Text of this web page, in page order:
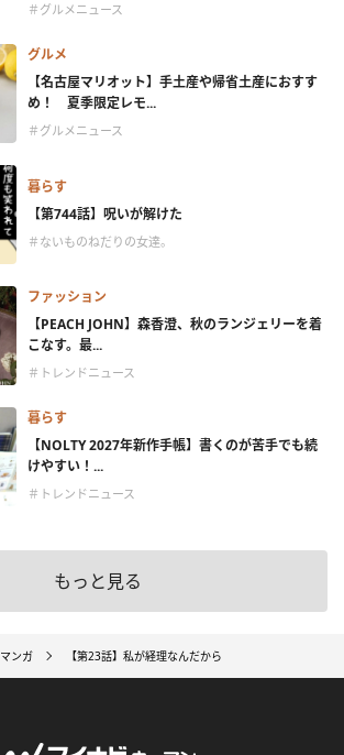
＃グルメニュース
グルメ
【名古屋マリオット】手土産や帰省土産におすす
め！ 夏季限定レモ...
＃グルメニュース
暮らす
【第744話】呪いが解けた
＃ないものねだりの女達。
ファッション
【PEACH JOHN】森香澄、秋のランジェリーを着
こなす。最...
＃トレンドニュース
暮らす
【NOLTY 2027年新作手帳】書くのが苦手でも続
けやすい！...
＃トレンドニュース
もっと見る
マンガ 【第23話】私が経理なんだから